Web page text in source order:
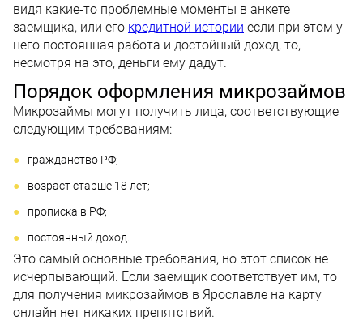
видя какие-то проблемные моменты в анкете
заемщика, или его кредитной истории если при этом у
него постоянная работа и достойный доход, то,
несмотря на это, деньги ему дадут.
Порядок оформления микрозаймов
Микрозаймы могут получить лица, соответствующие
следующим требованиям:
гражданство РФ;
возраст старше 18 лет;
прописка в РФ;
постоянный доход.
Это самый основные требования, но этот список не
исчерпывающий. Если заемщик соответствует им, то
для получения микрозаймов в Ярославле на карту
онлайн нет никаких препятствий.